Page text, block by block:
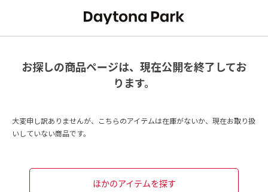
お探しの商品ページは、現在公開を終了してお
ります。
大変申し訳ありませんが、こちらのアイテムは在庫がないか、現在お取り扱
いしていない商品です。
ほかのアイテムを探す